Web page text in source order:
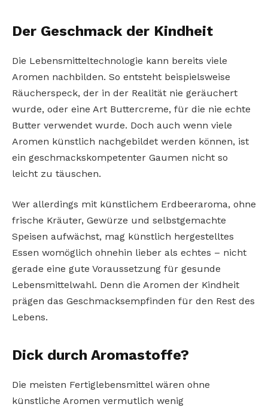
Der Geschmack der Kindheit
Die Lebensmitteltechnologie kann bereits viele
Aromen nachbilden. So entsteht beispielsweise
Räucherspeck, der in der Realität nie geräuchert
wurde, oder eine Art Buttercreme, für die nie echte
Butter verwendet wurde. Doch auch wenn viele
Aromen künstlich nachgebildet werden können, ist
ein geschmackskompetenter Gaumen nicht so
leicht zu täuschen.
Wer allerdings mit künstlichem Erdbeeraroma, ohne
frische Kräuter, Gewürze und selbstgemachte
Speisen aufwächst, mag künstlich hergestelltes
Essen womöglich ohnehin lieber als echtes – nicht
gerade eine gute Voraussetzung für gesunde
Lebensmittelwahl. Denn die Aromen der Kindheit
prägen das Geschmacksempfinden für den Rest des
Lebens.
Dick durch Aromastoffe?
Die meisten Fertiglebensmittel wären ohne
künstliche Aromen vermutlich wenig